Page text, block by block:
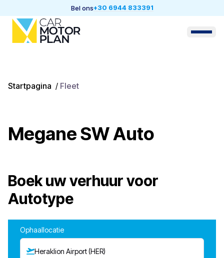
Bel ons+30 6944 833391
Startpagina / Fleet
Megane SW Auto
Boek uw verhuur voor
Autotype
Ophaallocatie
Heraklion Airport (HER)